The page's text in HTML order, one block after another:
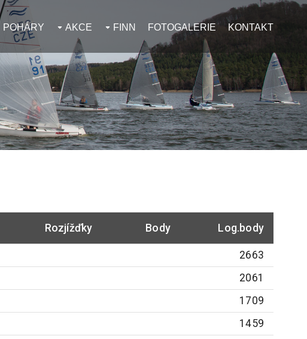
POHÁRY AKCE FINN FOTOGALERIE KONTAKT
Rozjížďky Body Log.body
2663
2061
1709
1459